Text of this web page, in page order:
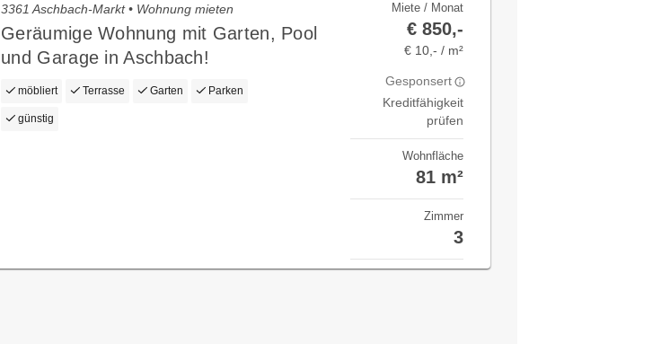
3361 Aschbach-Markt • Wohnung mieten
Geräumige Wohnung mit Garten, Pool
und Garage in Aschbach!
möbliert Terrasse Garten Parken
günstig
Miete / Monat
€ 850,-
€ 10,- / m²
Gesponsert
Kreditfähigkeit
prüfen
Wohnfläche
81 m²
Zimmer
3